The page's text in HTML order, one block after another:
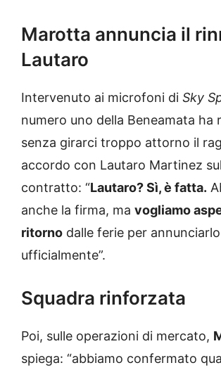
Marotta annuncia il
Lautaro
Intervenuto ai microfoni di Sky
numero uno della Beneamata ha
senza girarci troppo attorno il
accordo con Lautaro Martinez
contratto: “Lautaro? Sì, è fatta.
anche la firma, ma vogliamo
ritorno dalle ferie per annunciarlo
ufficialmente”.
Squadra rinforzata
Poi, sulle operazioni di mercato,
spiega: “abbiamo confermato